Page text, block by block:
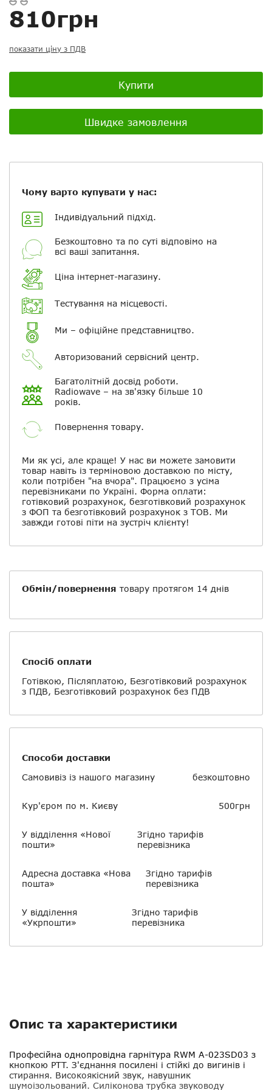
810грн
показати ціну з ПДВ
Купити
Швидке замовлення
Чому варто купувати у нас:
Індивідуальний підхід.
Безкоштовно та по суті відповімо на
всі ваші запитання.
Ціна інтернет-магазину.
Тестування на місцевості.
Ми – офіційне представництво.
Авторизований сервісний центр.
Багатолітній досвід роботи.
Radiowave – на зв'язку більше 10
років.
Повернення товару.
Ми як усі, але краще! У нас ви можете замовити
товар навіть із терміновою доставкою по місту,
коли потрібен "на вчора". Працюємо з усіма
перевізниками по Україні. Форма оплати:
готівковий розрахунок, безготівковий розрахунок
з ФОП та безготівковий розрахунок з ТОВ. Ми
завжди готові піти на зустріч клієнту!
Обмін/повернення товару протягом 14 днів
Спосіб оплати
Готівкою, Післяплатою, Безготівковий розрахунок
з ПДВ, Безготівковий розрахунок без ПДВ
Способи доставки
Самовивіз із нашого магазину
безкоштовно
Кур'єром по м. Києву 500грн
У відділення «Нової
пошти»
Згідно тарифів
перевізника
Адресна доставка «Нова
пошта»
Згідно тарифів
перевізника
У відділення
«Укрпошти»
Згідно тарифів
перевізника
Опис та характеристики
Професійна однопровідна гарнітура RWM A-023SD03 з
кнопкою PTT. З'єднання посилені і стійкі до вигинів і
стирання. Високоякісний звук, навушник
шумоізольований. Силіконова трубка звуководу
Ваш відгук:
Посилання на відео з Youtube:
+ Вибрати файли
Ваше ім'я
Електронна пошта
Повідомляти про відповіді по
електронній пошті
Скасувати Залишити відгук